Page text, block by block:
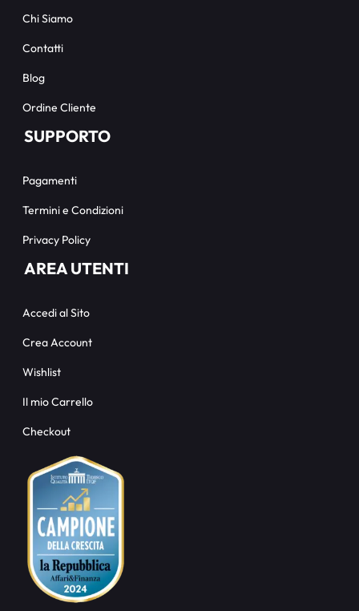
Chi Siamo
Contatti
Blog
Ordine Cliente
SUPPORTO
Pagamenti
Termini e Condizioni
Privacy Policy
AREA UTENTI
Accedi al Sito
Crea Account
Wishlist
Il mio Carrello
Checkout